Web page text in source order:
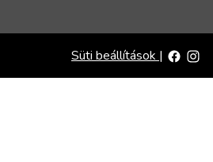
Süti beállítások |